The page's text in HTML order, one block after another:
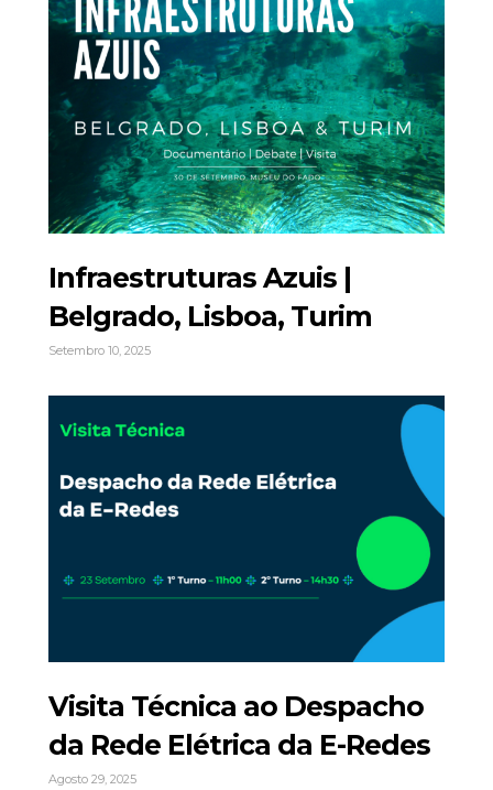
Infraestruturas Azuis |
Belgrado, Lisboa, Turim
Setembro 10, 2025
Visita Técnica ao Despacho
da Rede Elétrica da E-Redes
Agosto 29, 2025